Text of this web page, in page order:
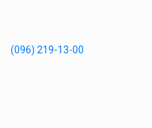
(096) 219-13-00